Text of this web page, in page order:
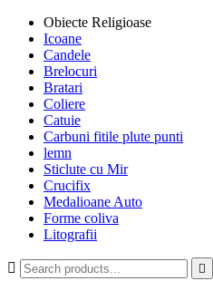
Obiecte Religioase
Icoane
Candele
Brelocuri
Bratari
Coliere
Catuie
Carbuni fitile plute punti
lemn
Sticlute cu Mir
Crucifix
Medalioane Auto
Forme coliva
Litografii
 